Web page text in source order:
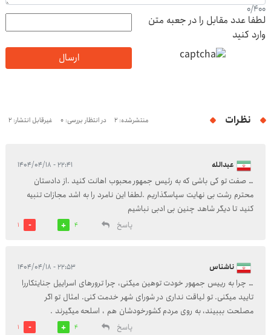
0/400
لطفا عدد مقابل را در جعبه متن
وارد کنید
ارسال
نظرات منتشرشده: 2 در انتظار بررسی: 0 غیرقابل انتشار: 2
عبدالله ۲۲:۴۱ - ۱۴۰۴/۰۴/۱۸
… صفت تو کی باشی که به رئیس جمهور محبوب اهانت کنید .از دادستان
محترم رشت بی نهایت سپاسگذاریم .لطفا این نامرد را به اشد مجازات تنبیه
کنید تا دیگر شاهد چنین بی ادبی نباشیم
پاسخ
4
1
ناشناس ۲۲:۵۳ - ۱۴۰۴/۰۴/۱۸
… چرا به رییس جمهور خودت توهین میکنی، چرا ترورهای اسراییل جنایتکاررا
تایید میکنی. تو لیاقت نداری در شورای شهر خدمت کنی. امثال تو اگر
مصلحت بببیند، به روی مردم کشورخودشان هم ، اسلحه میگیرند .
پاسخ
4
1